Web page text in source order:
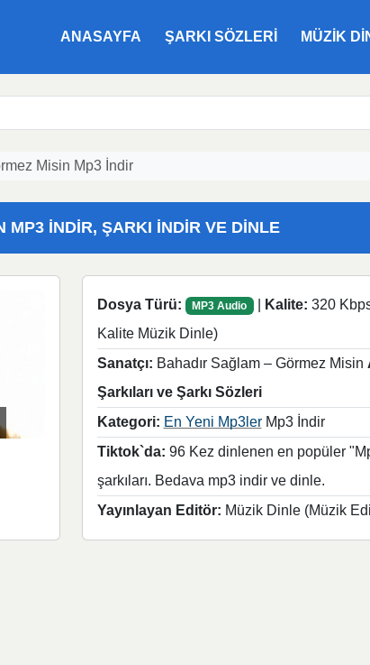
ANASAYFA ŞARKI SÖZLERI MÜZIK
Misin Mp3 İndir
MP3 İNDIR, ŞARKI İNDIR VE DINLE
Dosya Türü: MP3 Audio Kalite: 320
Kalite Müzik Dinle)
Sanatçı: Bahadır Sağlam – Görmez Misin
Şarkıları ve Şarkı Sözleri
Kategori: En Yeni Mp3lerMp3 İndir
Tiktok`da: 96 Kez dinlenen en popüler
şarkıları. Bedava mp3 indir ve dinle.
Yayınlayan Editör: Müzik Dinle (Müzik